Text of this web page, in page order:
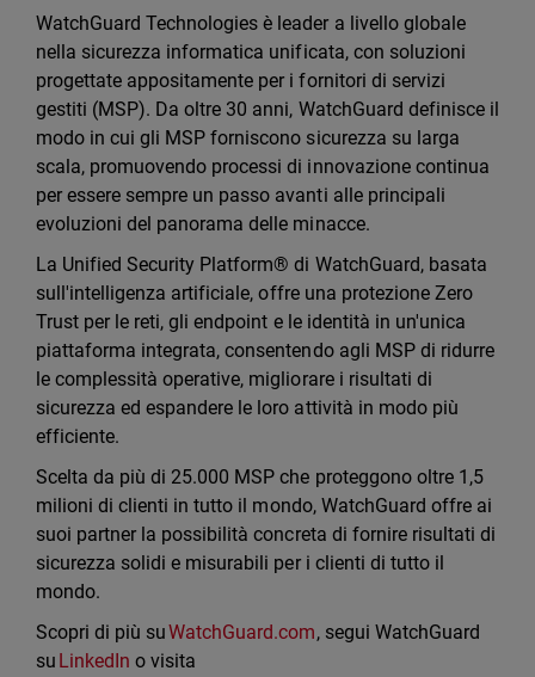
WatchGuard Technologies è leader a livello globale
nella sicurezza informatica unificata, con soluzioni
progettate appositamente per i fornitori di servizi
gestiti (MSP). Da oltre 30 anni, WatchGuard definisce il
modo in cui gli MSP forniscono sicurezza su larga
scala, promuovendo processi di innovazione continua
per essere sempre un passo avanti alle principali
evoluzioni del panorama delle minacce.
La Unified Security Platform® di WatchGuard, basata
sull'intelligenza artificiale, offre una protezione Zero
Trust per le reti, gli endpoint e le identità in un'unica
piattaforma integrata, consentendo agli MSP di ridurre
le complessità operative, migliorare i risultati di
sicurezza ed espandere le loro attività in modo più
efficiente.
Scelta da più di 25.000 MSP che proteggono oltre 1,5
milioni di clienti in tutto il mondo, WatchGuard offre ai
suoi partner la possibilità concreta di fornire risultati di
sicurezza solidi e misurabili per i clienti di tutto il
mondo.
Scopri di più suWatchGuard.com, segui WatchGuard
su LinkedIn o visita